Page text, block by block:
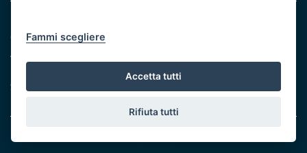
Cookie e privacy
Atti di notifica
Servizi Intranet
Fammi scegliere
Accetta tutti
Rifiuta tutti